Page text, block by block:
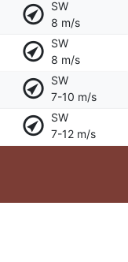
SW
8 m/s
SW
8 m/s
SW
7-10 m/s
SW
7-12 m/s